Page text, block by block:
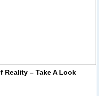
Reality – Take A Look